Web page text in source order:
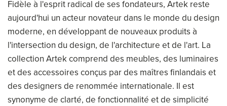
Fidèle à l'esprit radical de ses fondateurs, Artek reste
aujourd'hui un acteur novateur dans le monde du design
moderne, en développant de nouveaux produits à
l'intersection du design, de l'architecture et de l'art. La
collection Artek comprend des meubles, des luminaires
et des accessoires conçus par des maîtres finlandais et
des designers de renommée internationale. Il est
synonyme de clarté, de fonctionnalité et de simplicité